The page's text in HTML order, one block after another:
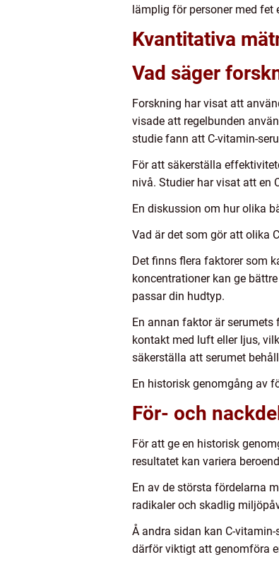
lämplig för personer med fet
Kvantitativa
Vad säger
Forskning har visat att
visade att regelbunden
studie fann att C-vitamin-
För att säkerställa
nivå. Studier har visat att en
En diskussion om hur olika
Vad är det som gör att olika
Det finns flera faktorer som
koncentrationer kan ge
passar din hudtyp.
En annan faktor är
kontakt med luft eller ljus,
säkerställa att serumet
En historisk genomgång av
För- och
För att ge en historisk
resultatet kan variera
En av de största fördelarna
radikaler och skadlig
Å andra sidan kan C-
därför viktigt att genomföra